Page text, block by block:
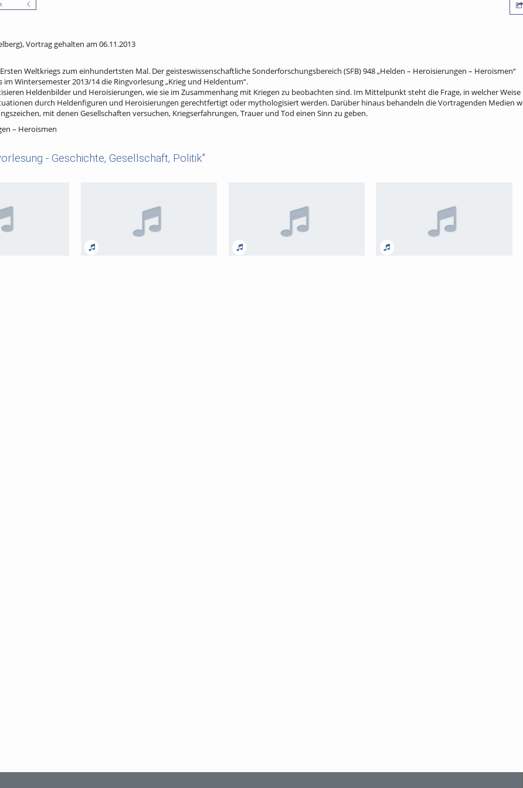
Vortrag gehalten am 06.11.2013
Weltkriegs zum einhundertsten Mal. Der geisteswissenschaftliche Sonderforschungsbereich (SFB) 948 „Helden – Heroisierungen – Heroismen“
Wintersemester 2013/14 die Ringvorlesung „Krieg und Heldentum“.
Heldenbilder und Heroisierungen, wie sie im Zusammenhang mit Kriegen zu beobachten sind. Im Mittelpunkt steht die Frage, in welcher Weise
durch Heldenfiguren und Heroisierungen gerechtfertigt oder mythologisiert werden. Darüber hinaus behandeln die Vortragenden Medien
mit denen Gesellschaften versuchen, Kriegserfahrungen, Trauer und Tod einen Sinn zu geben.
– Heroismen
- Geschichte, Gesellschaft, Politik"